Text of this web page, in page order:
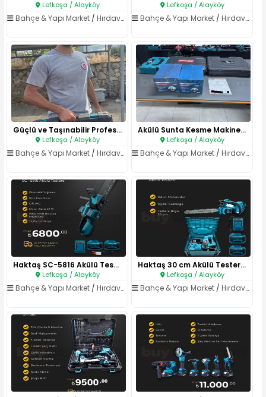
Lefkoşa / Alayköy
Bahçe & Yapı Market / Hırdavat & El Aletleri
Lefkoşa / Alayköy
Bahçe & Yapı Market /Hırdavat & El Aletleri
Güçlü ve Taşınabilir Profesyon..
Lefkoşa / Alayköy
Bahçe & Yapı Market / Hırdavat & El Aletleri
Akülü Sunta Kesme Makineleri T..
Lefkoşa / Alayköy
Bahçe & Yapı Market /Hırdavat & El Aletleri
Haktaş SC-5816 Akülü Testere S..
Lefkoşa / Alayköy
Bahçe & Yapı Market / Hırdavat & El Aletleri
Haktaş 30 cm Akülü Testere Set..
Lefkoşa / Alayköy
Bahçe & Yapı Market /Hırdavat & El Aletleri